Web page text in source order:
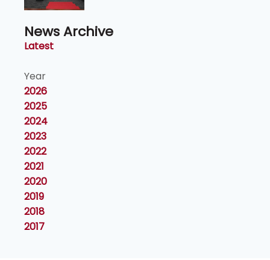
News Archive
Latest
Year
2026
2025
2024
2023
2022
2021
2020
2019
2018
2017